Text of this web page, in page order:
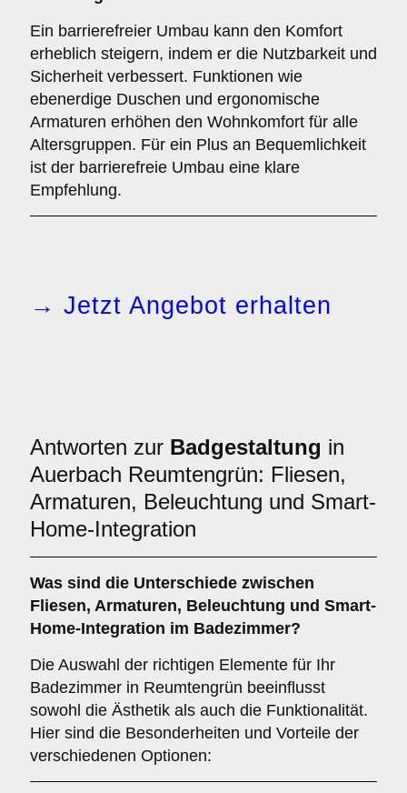
Ein barrierefreier Umbau kann den Komfort
erheblich steigern, indem er die Nutzbarkeit und
Sicherheit verbessert. Funktionen wie
ebenerdige Duschen und ergonomische
Armaturen erhöhen den Wohnkomfort für alle
Altersgruppen. Für ein Plus an Bequemlichkeit
ist der barrierefreie Umbau eine klare
Empfehlung.
→ Jetzt Angebot erhalten
Antworten zur Badgestaltung in
Auerbach Reumtengrün: Fliesen,
Armaturen, Beleuchtung und Smart-
Home-Integration
Was sind die Unterschiede zwischen
Fliesen, Armaturen, Beleuchtung und Smart-
Home-Integration im Badezimmer?
Die Auswahl der richtigen Elemente für Ihr
Badezimmer in Reumtengrün beeinflusst
sowohl die Ästhetik als auch die Funktionalität.
Hier sind die Besonderheiten und Vorteile der
verschiedenen Optionen: